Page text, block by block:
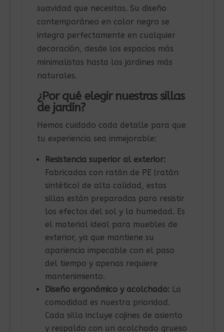
suavidad que necesitas. Su diseño
contemporáneo en color negro se
integra perfectamente en cualquier
decoración, desde los espacios más
minimalistas hasta los jardines más
naturales.
¿Por qué elegir nuestras sillas
de jardín?
Hemos cuidado cada detalle para que
tu experiencia sea inmejorable:
Resistencia superior al exterior:
Fabricadas con ratán de PE (ratán
sintético) de alta calidad, estas
sillas están preparadas para resistir
los efectos del sol y la humedad. Es
el material ideal para muebles de
exterior, ya que mantiene su
apariencia impecable con el paso
del tiempo y apenas requiere
mantenimiento.
Diseño ergonómico y acolchado:La
comodidad es nuestra prioridad.
Cada silla incluye cojines de asiento
y respaldo con un acolchado grueso